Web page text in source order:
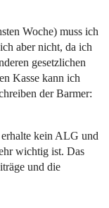
Woche) muss ich
aber nicht, da ich
gesetzlichen
Kasse kann ich
der Barmer:
kein ALG und
wichtig ist. Das
und die